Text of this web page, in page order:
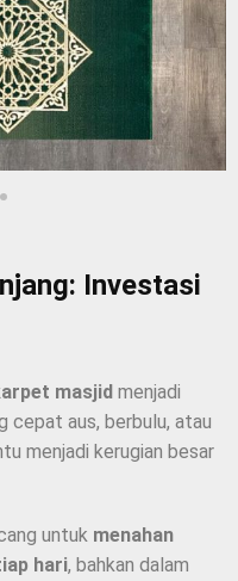
Investasi
masjid menjadi
cepat aus, berbulu, atau
menjadi kerugian besar
untuk menahan
hari, bahkan dalam